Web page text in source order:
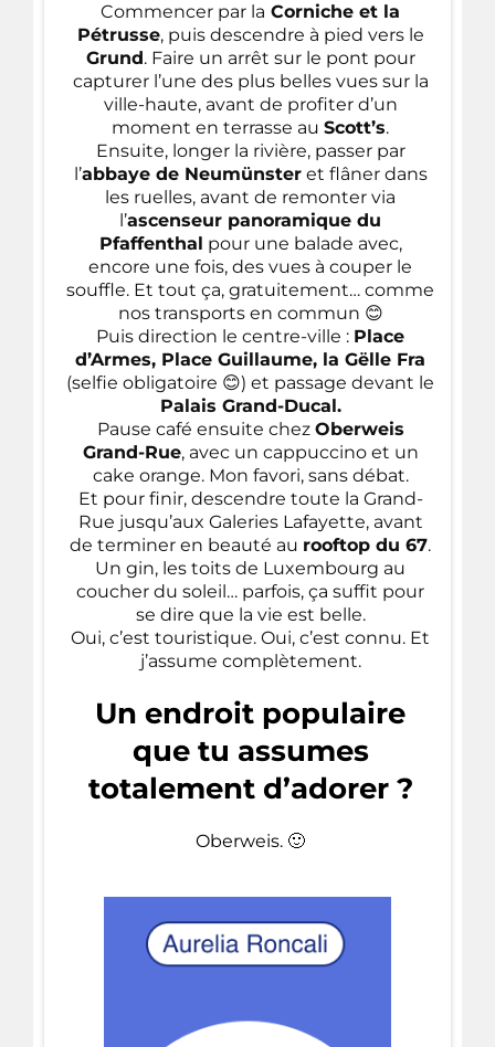
Commencer par la Corniche et la
Pétrusse, puis descendre à pied vers le
Grund. Faire un arrêt sur le pont pour
capturer l’une des plus belles vues sur la
ville-haute, avant de profiter d’un
moment en terrasse au Scott’s.
Ensuite, longer la rivière, passer par
l’abbaye de Neumünsteret flâner dans
les ruelles, avant de remonter via
l’ascenseur panoramique du
Pfaffenthal pour une balade avec,
encore une fois, des vues à couper le
souffle. Et tout ça, gratuitement… comme
nos transports en commun 😊
Puis direction le centre-ville : Place
d’Armes, Place Guillaume, la Gëlle Fra
(selfie obligatoire 😊) et passage devant le
Palais Grand-Ducal.
Pause café ensuite chez Oberweis
Grand-Rue, avec un cappuccino et un
cake orange. Mon favori, sans débat.
Et pour finir, descendre toute la Grand-
Rue jusqu’aux Galeries Lafayette, avant
de terminer en beauté au rooftop du 67.
Un gin, les toits de Luxembourg au
coucher du soleil… parfois, ça suffit pour
se dire que la vie est belle.
Oui, c’est touristique. Oui, c’est connu. Et
j’assume complètement.
Un endroit populaire
que tu assumes
totalement d’adorer ?
Oberweis. 🙂